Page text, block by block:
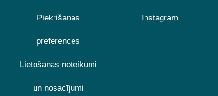
Piekrišanas
preferences
Lietošanas noteikumi
un nosacījumi
Instagram